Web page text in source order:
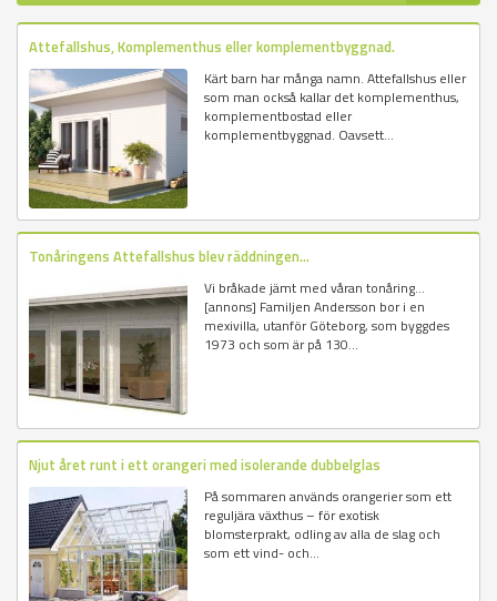
Attefallshus, Komplementhus eller komplementbyggnad.
Kärt barn har många namn. Attefallshus eller
som man också kallar det komplementhus,
komplementbostad eller
komplementbyggnad. Oavsett...
Tonåringens Attefallshus blev räddningen...
Vi bråkade jämt med våran tonåring...
[annons] Familjen Andersson bor i en
mexivilla, utanför Göteborg, som byggdes
1973 och som är på 130...
Njut året runt i ett orangeri med isolerande dubbelglas
På sommaren används orangerier som ett
reguljära växthus – för exotisk
blomsterprakt, odling av alla de slag och
som ett vind- och...